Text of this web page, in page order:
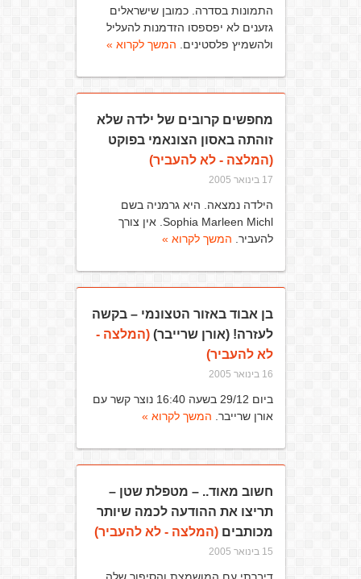
התמונות בסדרה. כמובן שישראלים
גזענים לא יפספסו הזדמנות להעליל
ולהשמיץ פלסטינים. המשך לקרוא »
מחפשים קרובים של ילדה שלא
זוהתה באסון הצונאמי בפוקט
(המלצה - לא להעביר)
17 בינואר 2005
הילדה נמצאה. היא גרמניה בשם
Sophia Marleen Michl. אין צורך
להעביר. המשך לקרוא »
בן אבוד באזור הטצונמי – בקשה
לעזרה! (אורן שרייבר)(המלצה -
לא להעביר)
16 בינואר 2005
ביום 29/12 בשעה 16:40 נוצר קשר עם
אורן שרייבר. המשך לקרוא »
חשוב מאוד.. – מטפלת שטן –
תריצו את ההודעה לכמה שיותר
מכותבים(המלצה - לא להעביר)
15 בינואר 2005